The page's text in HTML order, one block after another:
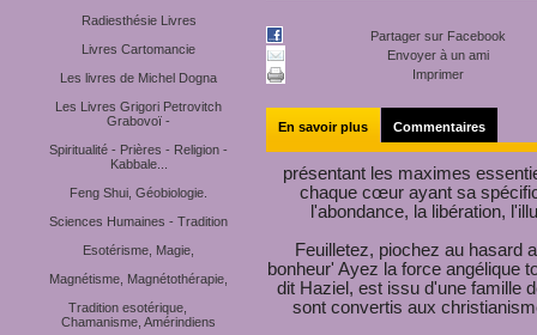
Radiesthésie Livres
Livres Cartomancie
Les livres de Michel Dogna
Les Livres Grigori Petrovitch
Grabovoï -
Spiritualité - Prières - Religion -
Kabbale...
Feng Shui, Géobiologie.
Sciences Humaines - Tradition
Esotérisme, Magie,
Magnétisme, Magnétothérapie,
Tradition esotérique,
Chamanisme, Amérindiens
Partager sur Facebook
Envoyer à un ami
Imprimer
En savoir plus Commentaires
présentant les maximes
chaque cœur ayant sa
l'abondance, la libération,
Feuilletez, piochez au hasard
bonheur' Ayez la force angélique
dit Haziel, est issu d'une famille
sont convertis aux